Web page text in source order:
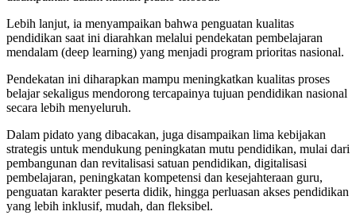
Lebih lanjut, ia menyampaikan bahwa penguatan kualitas
pendidikan saat ini diarahkan melalui pendekatan pembelajaran
mendalam (deep learning) yang menjadi program prioritas nasional.
Pendekatan ini diharapkan mampu meningkatkan kualitas proses
belajar sekaligus mendorong tercapainya tujuan pendidikan nasional
secara lebih menyeluruh.
Dalam pidato yang dibacakan, juga disampaikan lima kebijakan
strategis untuk mendukung peningkatan mutu pendidikan, mulai dari
pembangunan dan revitalisasi satuan pendidikan, digitalisasi
pembelajaran, peningkatan kompetensi dan kesejahteraan guru,
penguatan karakter peserta didik, hingga perluasan akses pendidikan
yang lebih inklusif, mudah, dan fleksibel.